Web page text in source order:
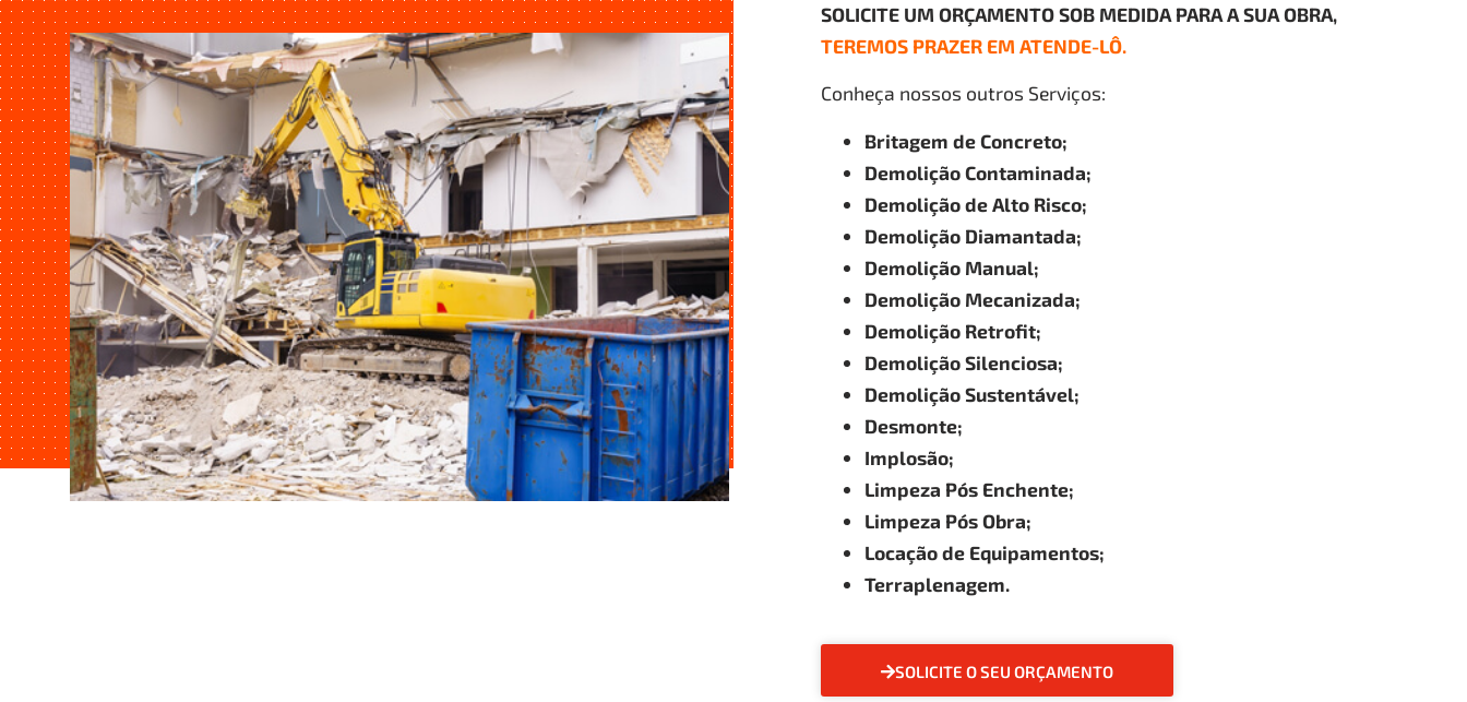
SOLICITE UM ORÇAMENTO SOB MEDIDA PARA A SUA OBRA,
TEREMOS PRAZER EM ATENDE-LÔ.
Conheça nossos outros Serviços:
Britagem de Concreto;
Demolição Contaminada;
Demolição de Alto Risco;
Demolição Diamantada;
Demolição Manual;
Demolição Mecanizada;
Demolição Retrofit;
Demolição Silenciosa;
Demolição Sustentável;
Desmonte;
Implosão;
Limpeza Pós Enchente;
Limpeza Pós Obra;
Locação de Equipamentos;
Terraplenagem.
SOLICITE O SEU ORÇAMENTO